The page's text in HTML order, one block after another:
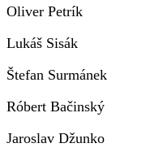
Oliver Petrík
Lukáš Sisák
Štefan Surmánek
Róbert Bačinský
Jaroslav Džunko